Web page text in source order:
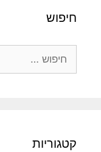
חיפוש
קטגוריות